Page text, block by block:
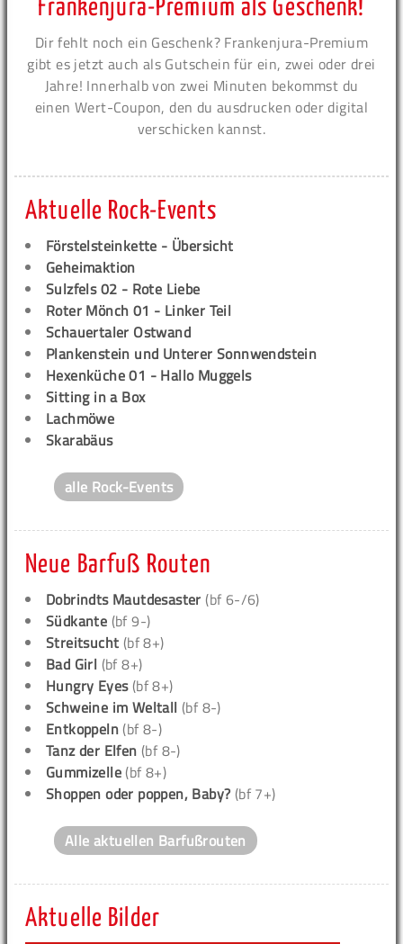
Frankenjura-Premium als Geschenk!
Dir fehlt noch ein Geschenk? Frankenjura-Premium
gibt es jetzt auch als Gutschein für ein, zwei oder drei
Jahre! Innerhalb von zwei Minuten bekommst du
einen Wert-Coupon, den du ausdrucken oder digital
verschicken kannst.
Aktuelle Rock-Events
Förstelsteinkette - Übersicht
Geheimaktion
Sulzfels 02 - Rote Liebe
Roter Mönch 01 - Linker Teil
Schauertaler Ostwand
Plankenstein und Unterer Sonnwendstein
Hexenküche 01 - Hallo Muggels
Sitting in a Box
Lachmöwe
Skarabäus
alle Rock-Events
Neue Barfuß Routen
Dobrindts Mautdesaster (bf 6-/6)
Südkante (bf 9-)
Streitsucht (bf 8+)
Bad Girl (bf 8+)
Hungry Eyes(bf 8+)
Schweine im Weltall (bf 8-)
Entkoppeln (bf 8-)
Tanz der Elfen (bf 8-)
Gummizelle (bf 8+)
Shoppen oder poppen, Baby? (bf 7+)
Alle aktuellen Barfußrouten
Aktuelle Bilder